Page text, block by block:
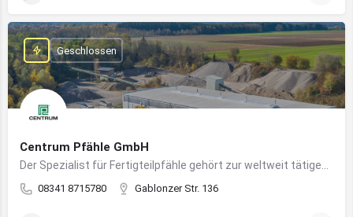
Centrum Pfähle GmbH
08341 8715780 Gablonzer Str. 136
Geschlossen